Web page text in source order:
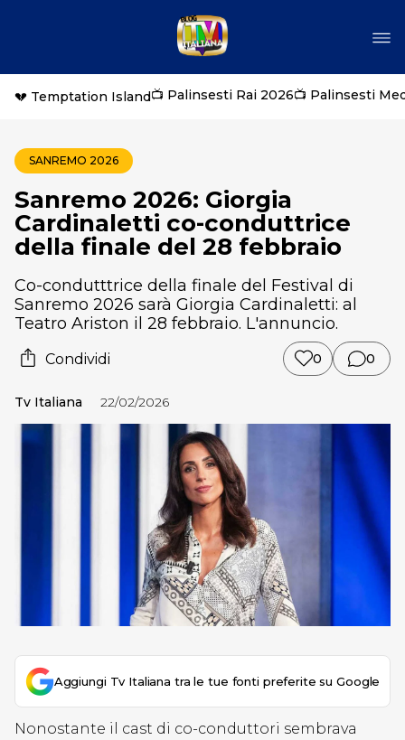
💔 Temptation Island📺 Palinsesti Rai 2026📺 Palinsesti
SANREMO 2026
Sanremo 2026: Giorgia
Cardinaletti co-conduttrice
della finale del 28 febbraio
Co-condutttrice della finale del Festival di
Sanremo 2026 sarà Giorgia Cardinaletti: al
Teatro Ariston il 28 febbraio. L'annuncio.
Condividi 0 0
Tv Italiana 22/02/2026
Aggiungi Tv Italiana tra le tue fonti preferite su Google
Nonostante il cast di co-conduttori sembrava